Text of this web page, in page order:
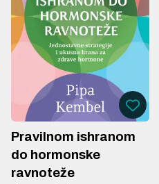
Pravilnom ishranom
do hormonske
ravnoteže